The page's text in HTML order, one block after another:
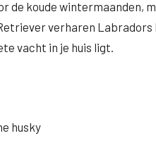
de koude wintermaanden,
verharen Labradors
vacht in je huis ligt.